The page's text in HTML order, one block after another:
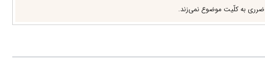
است.
بوييدنى‌هاست. «3»
انسان را لطيف و قساوت زدايى مى‌كند، آتش حرص را خاموش مى‌كند، دنيا را نزد